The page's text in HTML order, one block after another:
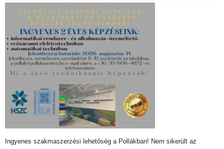
Ingyenes szakmaszerzési lehetőség a Pollákban! Nem sikerült az